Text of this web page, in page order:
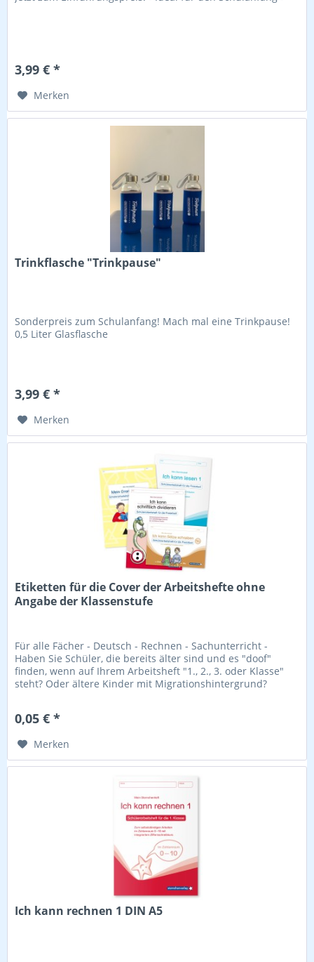
3,99 € *
Merken
Trinkflasche "Trinkpause"
Sonderpreis zum Schulanfang! Mach mal eine Trinkpause!
0,5 Liter Glasflasche
3,99 € *
Merken
Etiketten für die Cover der Arbeitshefte ohne
Angabe der Klassenstufe
Für alle Fächer - Deutsch - Rechnen - Sachunterricht -
Haben Sie Schüler, die bereits älter sind und es "doof"
finden, wenn auf Ihrem Arbeitsheft "1., 2., 3. oder Klasse"
steht? Oder ältere Kinder mit Migrationshintergrund?
0,05 € *
Merken
Ich kann rechnen 1 DIN A5